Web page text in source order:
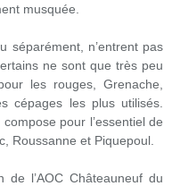
musquée.
séparément, n’entrent pas
ne sont que très peu
les rouges, Grenache,
cépages les plus utilisés.
pour l’essentiel de
Roussanne et Piquepoul.
de l’AOC Châteauneuf du